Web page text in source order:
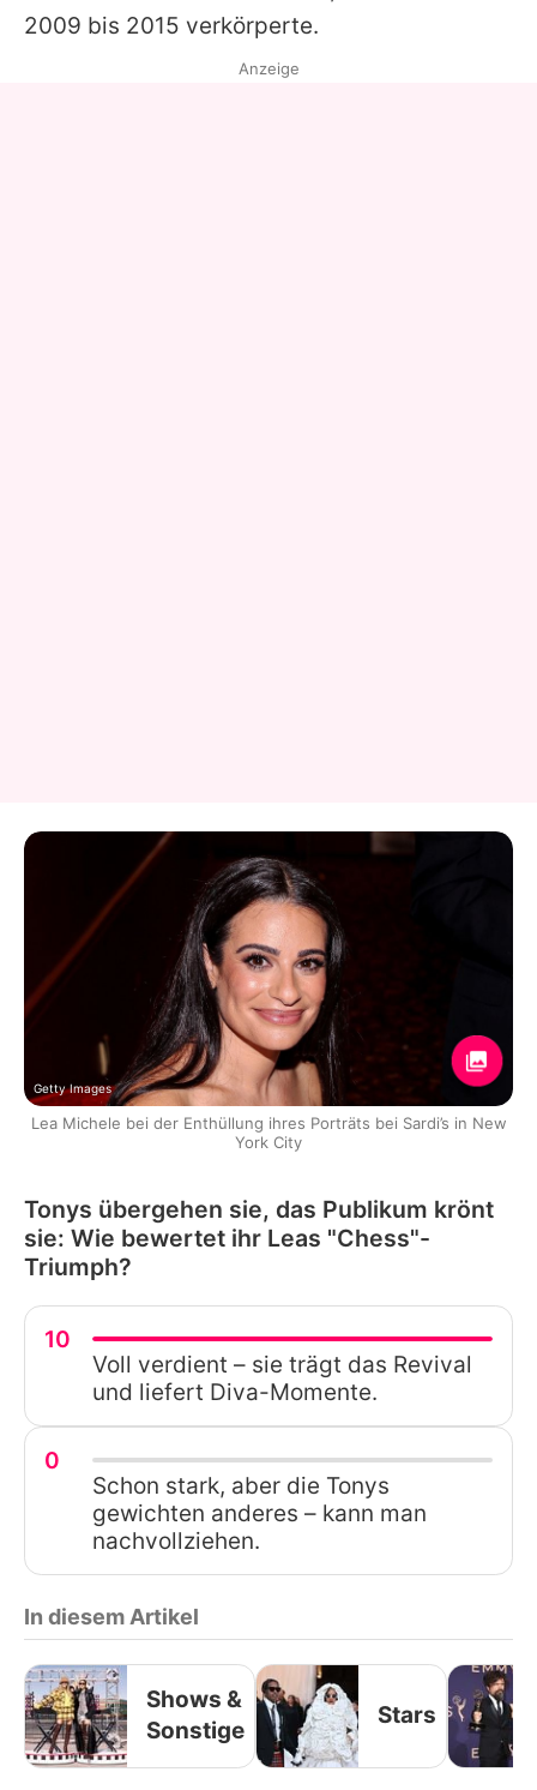
2009 bis 2015 verkörperte.
Anzeige
Getty Images
Lea Michele bei der Enthüllung ihres Porträts bei Sardi’s in New
York City
Tonys übergehen sie, das Publikum krönt
sie: Wie bewertet ihr Leas "Chess"-
Triumph?
10
Voll verdient – sie trägt das Revival
und liefert Diva-Momente.
0
Schon stark, aber die Tonys
gewichten anderes – kann man
nachvollziehen.
In diesem Artikel
Shows &
Sonstige
Stars